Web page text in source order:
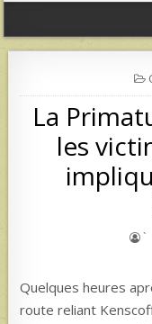
La
les
`
Quelques heures
route reliant